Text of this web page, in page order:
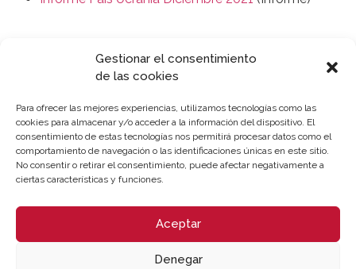
Gestionar el consentimiento
de las cookies
Para ofrecer las mejores experiencias, utilizamos tecnologías como las
cookies para almacenar y/o acceder a la información del dispositivo. El
consentimiento de estas tecnologías nos permitirá procesar datos como el
comportamiento de navegación o las identificaciones únicas en este sitio.
No consentir o retirar el consentimiento, puede afectar negativamente a
ciertas características y funciones.
Aceptar
Denegar
Perfil del contratante